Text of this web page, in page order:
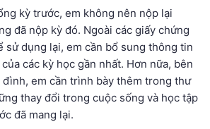
kỳ trước, em không nên nộp lại
đã nộp kỳ đó. Ngoài các giấy chứng
sử dụng lại, em cần bổ sung thông tin
các kỳ học gần nhất. Hơn nữa, bên
đình, em cần trình bày thêm trong thư
thay đổi trong cuộc sống và học tập
đã mang lại.